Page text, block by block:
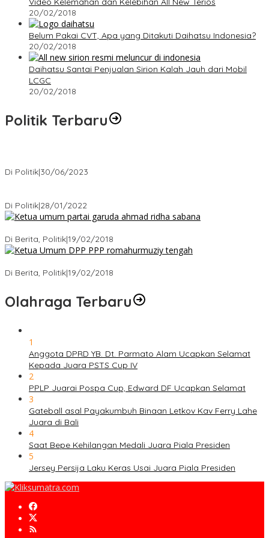
20/02/2018
Belum Pakai CVT, Apa yang Ditakuti Daihatsu Indonesia?
20/02/2018
Daihatsu Santai Penjualan Sirion Kalah Jauh dari Mobil
LCGC
20/02/2018
Politik Terbaru
Di Politik|30/06/2023
Di Politik|28/01/2022
Di Berita, Politik|19/02/2018
Di Berita, Politik|19/02/2018
Olahraga Terbaru
1
Anggota DPRD YB. Dt. Parmato Alam Ucapkan Selamat
Kepada Juara PSTS Cup IV
2
PPLP Juarai Pospa Cup, Edward DF Ucapkan Selamat
3
Gateball asal Payakumbuh Binaan Letkov Kav Ferry Lahe
Juara di Bali
4
Saat Bepe Kehilangan Medali Juara Piala Presiden
5
Jersey Persija Laku Keras Usai Juara Piala Presiden